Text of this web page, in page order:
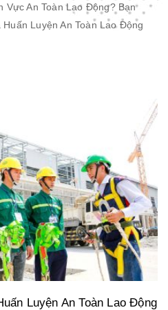
Vực An Toàn Lao Động? Bạn
Luyện An Toàn Lao Động
Luyện An Toàn Lao Động